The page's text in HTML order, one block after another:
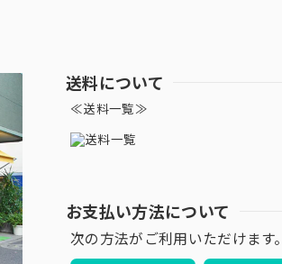
送料について
≪送料一覧≫
お支払い方法について
次の方法がご利用いただけます。